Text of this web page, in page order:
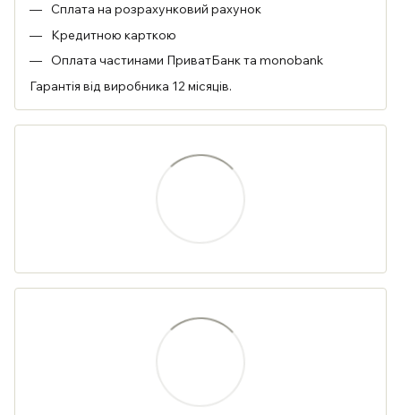
Сплата на розрахунковий рахунок
Кредитною карткою
Оплата частинами ПриватБанк та monobank
Гарантія від виробника 12 місяців.